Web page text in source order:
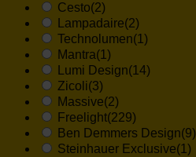
Cesto(2)
Lampadaire(2)
Technolumen(1)
Mantra(1)
Lumi Design(14)
Zicoli(3)
Massive(2)
Freelight(229)
Ben Demmers Design(9)
Steinhauer Exclusive(1)